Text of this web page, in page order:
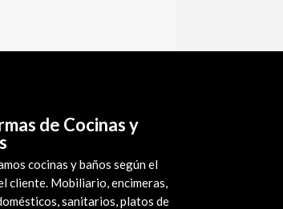
de Cocinas y
cocinas y baños según el
cliente. Mobiliario, encimeras,
sanitarios, platos de